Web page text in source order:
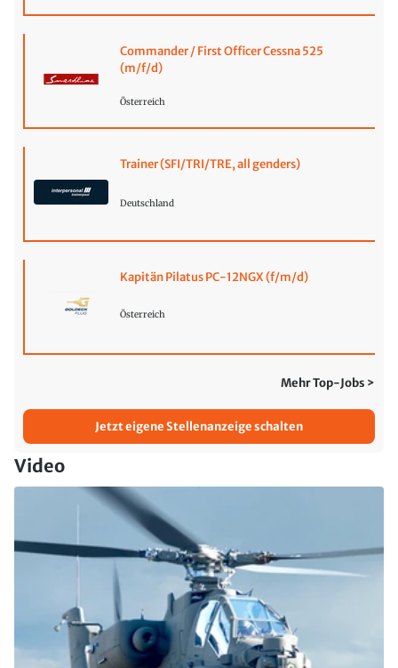
Commander / First Officer Cessna 525
(m/f/d)
Österreich
Trainer (SFI/TRI/TRE, all genders)
Deutschland
Kapitän Pilatus PC-12NGX (f/m/d)
Österreich
Mehr Top-Jobs >
Jetzt eigene Stellenanzeige schalten
Video